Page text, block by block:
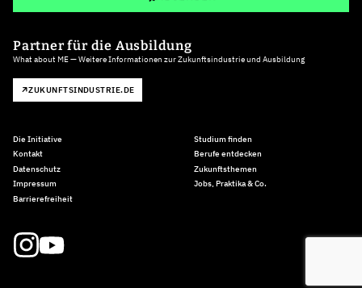
Partner für die Ausbildung
What about ME — Weitere Informationen zur Zukunftsindustrie und Ausbildung
ZUKUNFTSINDUSTRIE.DE
Die Initiative
Kontakt
Datenschutz
Impressum
Barrierefreiheit
Studium finden
Berufe entdecken
Zukunftsthemen
Jobs, Praktika & Co.